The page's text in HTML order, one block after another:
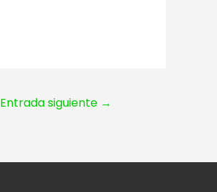
Entrada siguiente →